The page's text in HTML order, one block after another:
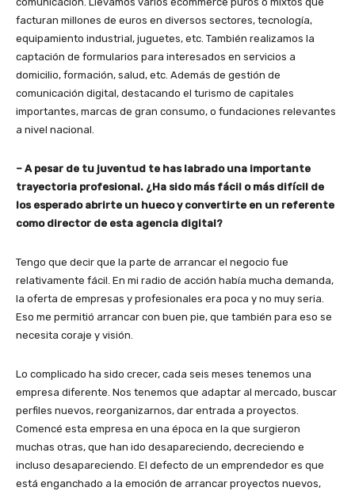
facturan millones de euros en diversos sectores, tecnología,
equipamiento industrial, juguetes, etc. También realizamos la
captación de formularios para interesados en servicios a
domicilio, formación, salud, etc. Además de gestión de
comunicación digital, destacando el turismo de capitales
importantes, marcas de gran consumo, o fundaciones relevantes
a nivel nacional.
– A pesar de tu juventud te has labrado una importante
trayectoria profesional. ¿Ha sido más fácil o más difícil de
los esperado abrirte un hueco y convertirte en un referente
como director de esta agencia digital?
Tengo que decir que la parte de arrancar el negocio fue
relativamente fácil. En mi radio de acción había mucha demanda,
la oferta de empresas y profesionales era poca y no muy seria.
Eso me permitió arrancar con buen pie, que también para eso se
necesita coraje y visión.
Lo complicado ha sido crecer, cada seis meses tenemos una
empresa diferente. Nos tenemos que adaptar al mercado, buscar
perfiles nuevos, reorganizarnos, dar entrada a proyectos.
Comencé esta empresa en una época en la que surgieron
muchas otras, que han ido desapareciendo, decreciendo e
incluso desapareciendo. El defecto de un emprendedor es que
está enganchado a la emoción de arrancar proyectos nuevos,